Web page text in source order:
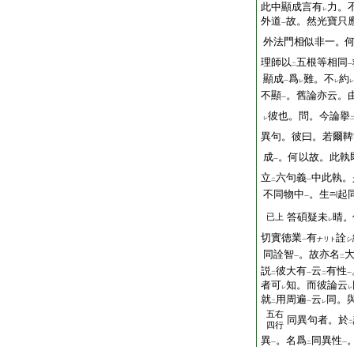
此中顯成言有レ力。
外道一故。然光寶只
外法門相似非一。
理師以 二五根等相同 一
顯成一爲レ難。不 レ約 レ
不顯一。舊論亦云。
レ彼也。問。今論擧二
異句。彼曰。若爾
成一。何以故。此執
立 二六句義一中此執
不同物中一。生 起
已上 答碩疑未レ晴
切實徳業一有ナリト 詮シ
同詮智一。故亦名 二
説二彼大有一云 二有性一
者可レ知。而彼論云 レ
就二 用周遍一云 レ 同。
五右
四行 同異句者。於二
異一。名爲二 同異性一